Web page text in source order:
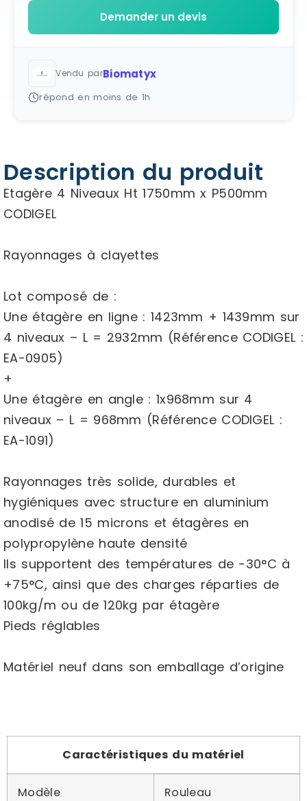
Demander un devis
Vendu parBiomatyx
répond en moins de 1h
Description du produit
Etagère 4 Niveaux Ht 1750mm x P500mm
CODIGEL
Rayonnages à clayettes
Lot composé de :
Une étagère en ligne : 1423mm + 1439mm sur
4 niveaux – L = 2932mm (Référence CODIGEL :
EA-0905)
+
Une étagère en angle : 1x968mm sur 4
niveaux – L = 968mm (Référence CODIGEL :
EA-1091)
Rayonnages très solide, durables et
hygiéniques avec structure en aluminium
anodisé de 15 microns et étagères en
polypropylène haute densité
Ils supportent des températures de -30°C à
+75°C, ainsi que des charges réparties de
100kg/m ou de 120kg par étagère
Pieds réglables
Matériel neuf dans son emballage d’origine
Caractéristiques du matériel
Modèle Rouleau